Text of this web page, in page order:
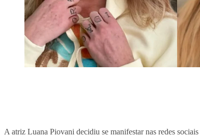
A atriz Luana Piovani decidiu se manifestar nas redes sociais